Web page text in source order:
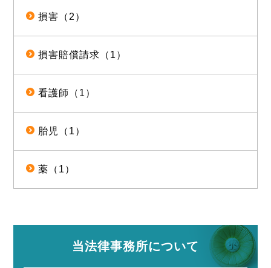
損害（2）
損害賠償請求（1）
看護師（1）
胎児（1）
薬（1）
当法律事務所について